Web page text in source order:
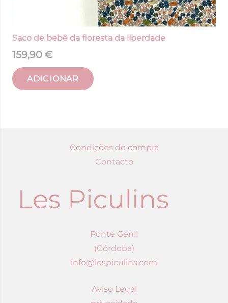
Saco de bebê da floresta da liberdade
159,90 €
ADICIONAR
Condições de compra
Contacto
Ponte Genil
(Córdoba)
info@lespiculins.com
Aviso Legal